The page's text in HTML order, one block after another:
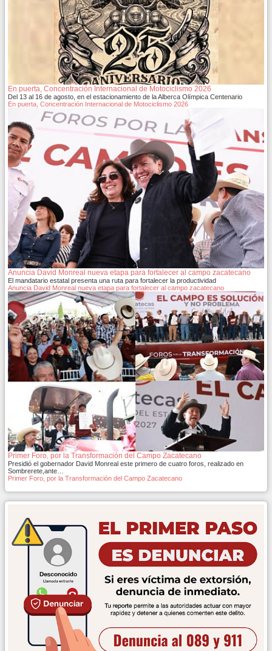
En puerta, Concentración Internacional de Motociclismo 2026
Del 13 al 16 de agosto, en el estacionamiento de la Alberca Olímpica Centenario
En puerta, Concentración Internacional de Motociclismo 2026
Anuncia David Monreal nueva etapa para fortalecer al campo zacatecano
El mandatario estatal presenta una ruta para fortalecer la productividad
Anuncia David Monreal nueva etapa para fortalecer al campo zacatecano
Primer Foro, por la Transformación del Campo Zacatecano
Presidió el gobernador David Monreal este primero de cuatro foros, realizado en
Sombrerete,ante…
Primer Foro, por la Transformación del Campo Zacatecano